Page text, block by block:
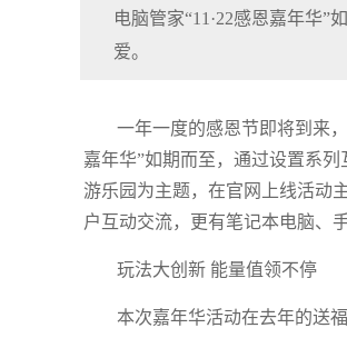
电脑管家“11·22感恩嘉年华
爱。
一年一度的感恩节即将到来
嘉年华”如期而至，通过设置系
游乐园为主题，在官网上线活动
户互动交流，更有笔记本电脑、
玩法大创新 能量值领不停
本次嘉年华活动在去年的送